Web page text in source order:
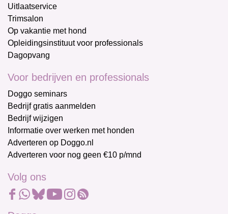
Uitlaatservice
Trimsalon
Op vakantie met hond
Opleidingsinstituut voor professionals
Dagopvang
Voor bedrijven en professionals
Doggo seminars
Bedrijf gratis aanmelden
Bedrijf wijzigen
Informatie over werken met honden
Adverteren op Doggo.nl
Adverteren voor nog geen €10 p/mnd
Volg ons